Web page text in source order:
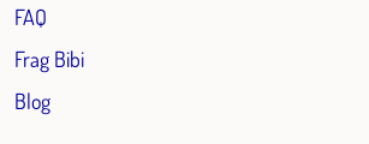
FAQ
Frag Bibi
Blog